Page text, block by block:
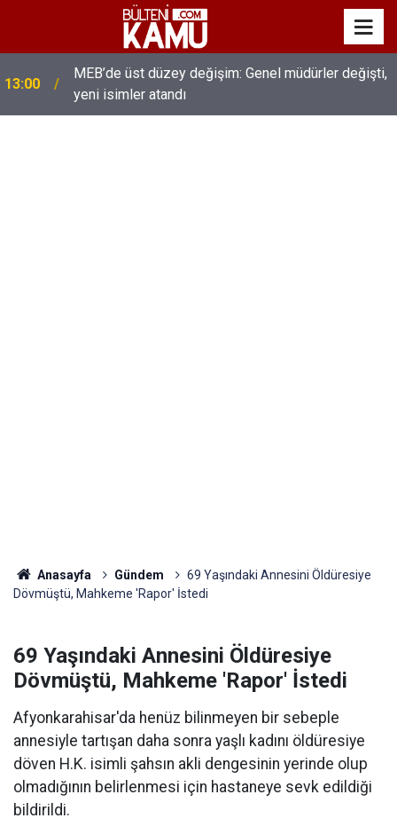
13:00
MEB’de üst düzey değişim: Genel müdürler değişti,
yeni isimler atandı
Anasayfa Gündem
69 Yaşındaki Annesini Öldüresiye
Dövmüştü, Mahkeme 'Rapor' İstedi
69 Yaşındaki Annesini Öldüresiye
Dövmüştü, Mahkeme 'Rapor' İstedi
Afyonkarahisar'da henüz bilinmeyen bir sebeple
annesiyle tartışan daha sonra yaşlı kadını öldüresiye
döven H.K. isimli şahsın akli dengesinin yerinde olup
olmadığının belirlenmesi için hastaneye sevk edildiği
bildirildi.